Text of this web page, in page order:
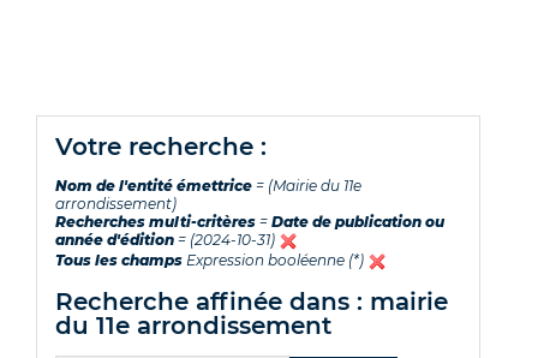
votre recherche :
Nom de l'entité émettrice = (Mairie du 11e
arrondissement)
Recherches multi-critères = Date de publication ou
année d'édition = (2024-10-31)
Tous les champs Expression booléenne (*)
recherche affinée dans : mairie
du 11e arrondissement